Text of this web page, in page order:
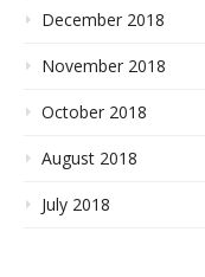
December 2018
November 2018
October 2018
August 2018
July 2018